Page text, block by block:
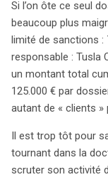
Si l’on ôte ce seul
beaucoup plus
limité de sanctions :
responsable : Tusla
un montant total
125.000 € par
autant de « clients
Il est trop tôt pour
tournant dans la
scruter son activité